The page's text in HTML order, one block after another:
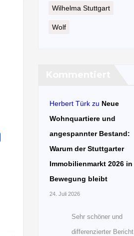
Wilhelma Stuttgart
Wolf
Herbert Türkzu Neue
Wohnquartiere und
angespannter Bestand:
Warum der Stuttgarter
Immobilienmarkt 2026 in
Bewegung bleibt
24. Juli 2026
Sehr schöner und
differenzierter Bericht